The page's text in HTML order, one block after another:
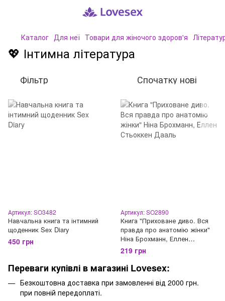
Каталог Для неї Товари для жіночого здоров'я
💖 Інтимна література
Фільтр Спочатку нові
Артикул: SO3482
Навчальна книга та інтимний
щоденник Sex Diary
450 грн
Артикул: SO2890
Книга "Приховане диво. Вся
правда про анатомію жінки"
Ніна Брохманн, Еллен
Стьоккен Дааль
219 грн
Переваги купівлі в магазині Lovesex:
Безкоштовна доставка при замовленні від 2000 грн.
при повній передоплаті.